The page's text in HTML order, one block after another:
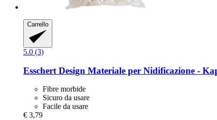
Carrello
5.0 (3)
Esschert Design Materiale per Nidificazione -​
Fibre morbide
Sicuro da usare
Facile da usare
€ 3,79